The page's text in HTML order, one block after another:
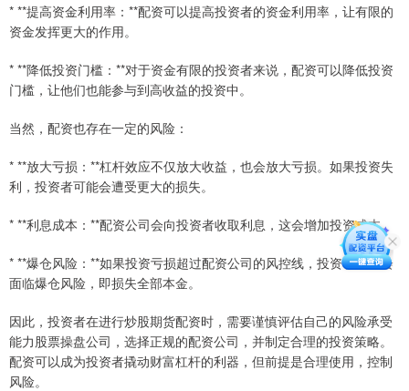
* **提高资金利用率：**配资可以提高投资者的资金利用率，让有限的
资金发挥更大的作用。
* **降低投资门槛：**对于资金有限的投资者来说，配资可以降低投资
门槛，让他们也能参与到高收益的投资中。
当然，配资也存在一定的风险：
* **放大亏损：**杠杆效应不仅放大收益，也会放大亏损。如果投资失
利，投资者可能会遭受更大的损失。
* **利息成本：**配资公司会向投资者收取利息，这会增加投资成本。
* **爆仓风险：**如果投资亏损超过配资公司的风控线，投资者可能会
面临爆仓风险，即损失全部本金。
因此，投资者在进行炒股期货配资时，需要谨慎评估自己的风险承受
能力股票操盘公司，选择正规的配资公司，并制定合理的投资策略。
配资可以成为投资者撬动财富杠杆的利器，但前提是合理使用，控制
风险。